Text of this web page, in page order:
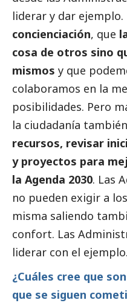
liderar y dar ejemplo.
concienciación, que
cosa de otros sino
mismos y que
colaboramos en la
posibilidades. Pero
la ciudadanía también
recursos, revisar
y proyectos para
la Agenda 2030. Las
no pueden exigir a
misma saliendo
confort. Las
liderar con el ejemplo.
¿Cuáles cree que
que se siguen